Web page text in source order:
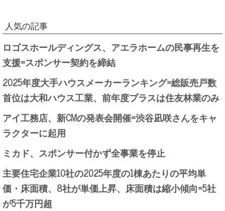
人気の記事
ロゴスホールディングス、アエラホームの民事再生を
支援=スポンサー契約を締結
2025年度大手ハウスメーカーランキング=総販売戸数
首位は大和ハウス工業、前年度プラスは住友林業のみ
アイ工務店、新CMの発表会開催=渋谷凪咲さんをキャ
ラクターに起用
ミカド、スポンサー付かず全事業を停止
主要住宅企業10社の2025年度の1棟あたりの平均単
価・床面積、8社が単価上昇、床面積は縮小傾向=5社
が5千万円超